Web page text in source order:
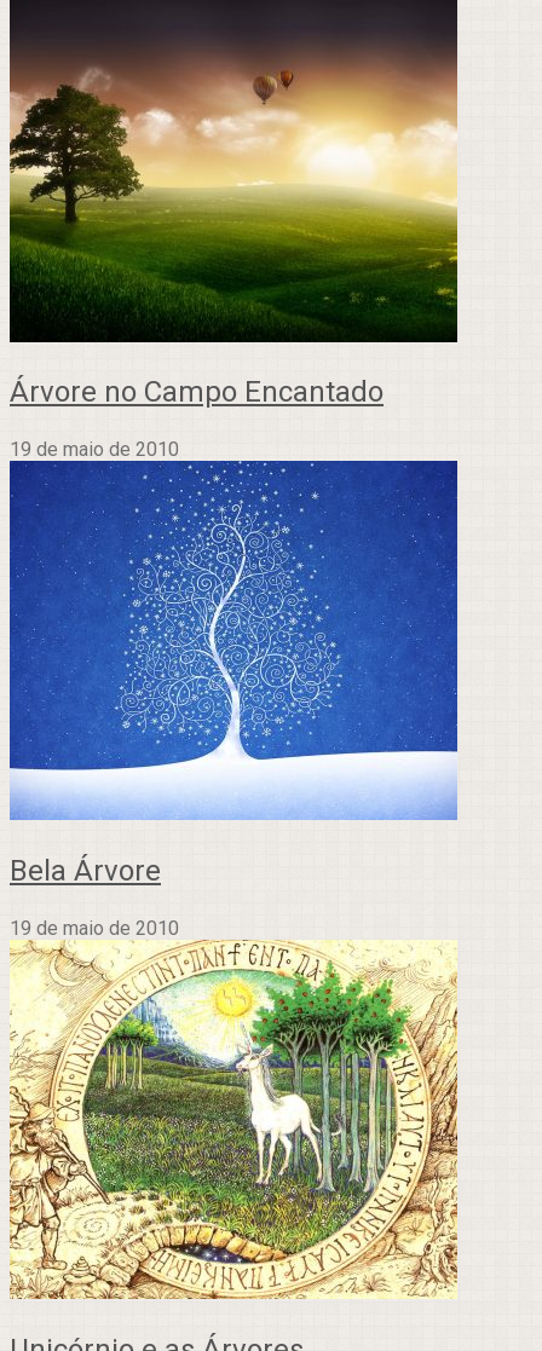
Árvore no Campo Encantado
19 de maio de 2010
Bela Árvore
19 de maio de 2010